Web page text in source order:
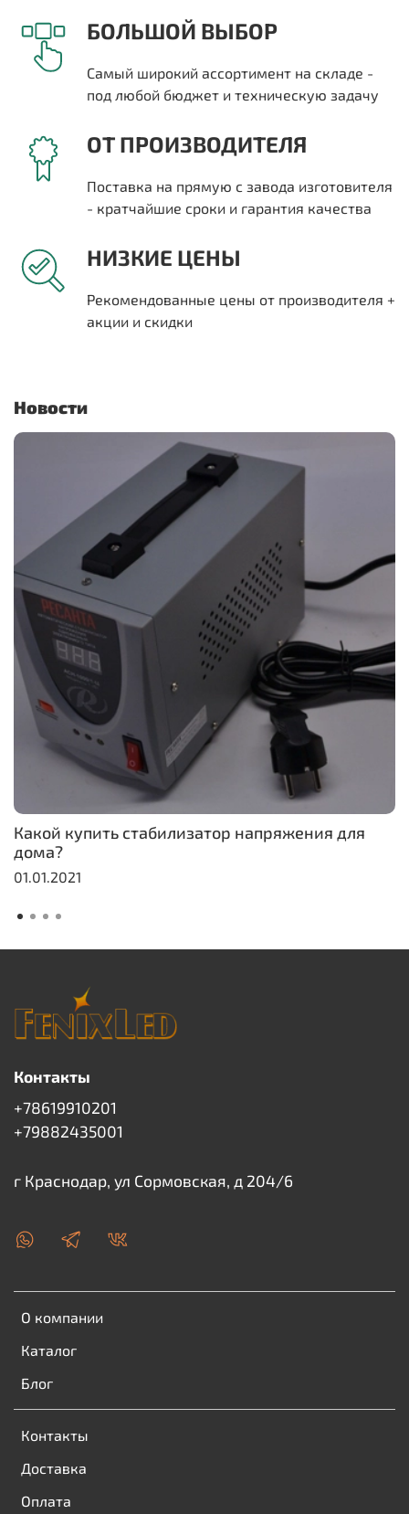
БОЛЬШОЙ ВЫБОР
Самый широкий ассортимент на складе -
под любой бюджет и техническую задачу
ОТ ПРОИЗВОДИТЕЛЯ
Поставка на прямую с завода изготовителя
- кратчайшие сроки и гарантия качества
НИЗКИЕ ЦЕНЫ
Рекомендованные цены от производителя +
акции и скидки
Новости
Какой купить стабилизатор напряжения для
дома?
01.01.2021
О компании
Каталог
Блог
Контакты
Доставка
Оплата
Контакты
+78619910201
+79882435001
г Краснодар, ул Сормовская, д 204/6